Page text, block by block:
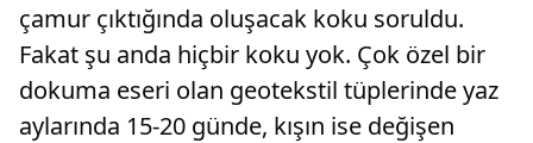
çamur çıktığında oluşacak koku soruldu.
Fakat şu anda hiçbir koku yok. Çok özel bir
dokuma eseri olan geotekstil tüplerinde yaz
aylarında 15-20 günde, kışın ise değişen